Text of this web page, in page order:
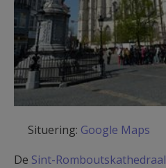
Situering: Google Maps
De Sint-Romboutskathedraal